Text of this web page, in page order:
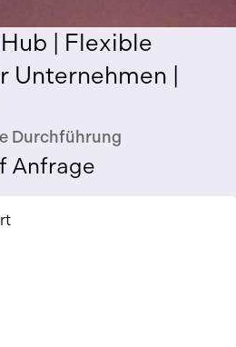
| Flexible
Unternehmen |
Durchführung
Anfrage